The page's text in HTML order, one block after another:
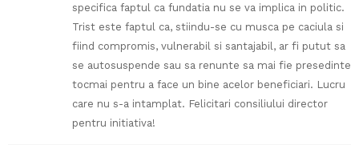
specifica faptul ca fundatia nu se va implica in politic.
Trist este faptul ca, stiindu-se cu musca pe caciula si
fiind compromis, vulnerabil si santajabil, ar fi putut sa
se autosuspende sau sa renunte sa mai fie presedinte
tocmai pentru a face un bine acelor beneficiari. Lucru
care nu s-a intamplat. Felicitari consiliului director
pentru initiativa!